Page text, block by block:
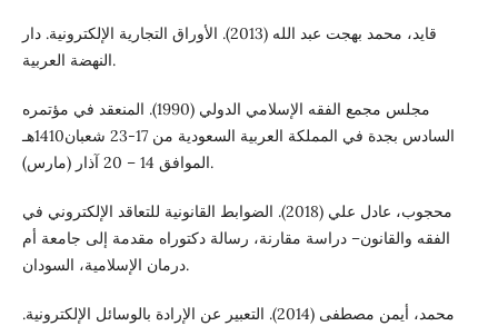
قايد، محمد بهجت عبد الله (2013). الأوراق التجارية الإلكترونية. دار
النهضة العربية.
مجلس مجمع الفقه الإسلامي الدولي (1990). المنعقد في مؤتمره
السادس بجدة في المملكة العربية السعودية من 17-23 شعبان1410هـ
الموافق 14 – 20 آذار (مارس).
محجوب، عادل علي (2018). الضوابط القانونية للتعاقد الإلكتروني في
الفقه والقانون– دراسة مقارنة، رسالة دكتوراه مقدمة إلى جامعة أم
درمان الإسلامية، السودان.
محمد، أيمن مصطفى (2014). التعبير عن الإرادة بالوسائل الإلكترونية.